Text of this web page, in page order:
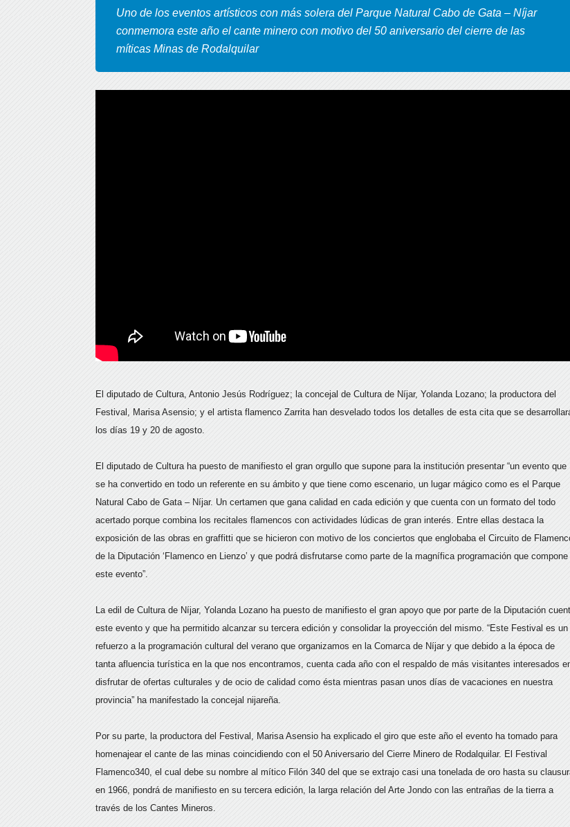
Uno de los eventos artísticos con más solera del Parque Natural Cabo de Gata – Níjar
conmemora este año el cante minero con motivo del 50 aniversario del cierre de las
míticas Minas de Rodalquilar
El diputado de Cultura, Antonio Jesús Rodríguez; la concejal de Cultura de Níjar, Yolanda Lozano; la productora del
Festival, Marisa Asensio; y el artista flamenco Zarrita han desvelado todos los detalles de esta cita que se
los días 19 y 20 de agosto.
El diputado de Cultura ha puesto de manifiesto el gran orgullo que supone para la institución presentar “un evento que
se ha convertido en todo un referente en su ámbito y que tiene como escenario, un lugar mágico como es el Parque
Natural Cabo de Gata – Níjar. Un certamen que gana calidad en cada edición y que cuenta con un formato del todo
acertado porque combina los recitales flamencos con actividades lúdicas de gran interés. Entre ellas destaca la
exposición de las obras en graffitti que se hicieron con motivo de los conciertos que englobaba el Circuito de
de la Diputación ‘Flamenco en Lienzo’ y que podrá disfrutarse como parte de la magnífica programación que compone
este evento”.
La edil de Cultura de Níjar, Yolanda Lozano ha puesto de manifiesto el gran apoyo que por parte de la Diputación
este evento y que ha permitido alcanzar su tercera edición y consolidar la proyección del mismo. “Este Festival es un
refuerzo a la programación cultural del verano que organizamos en la Comarca de Níjar y que debido a la época de
tanta afluencia turística en la que nos encontramos, cuenta cada año con el respaldo de más visitantes interesados
disfrutar de ofertas culturales y de ocio de calidad como ésta mientras pasan unos días de vacaciones en nuestra
provincia” ha manifestado la concejal nijareña.
Por su parte, la productora del Festival, Marisa Asensio ha explicado el giro que este año el evento ha tomado para
homenajear el cante de las minas coincidiendo con el 50 Aniversario del Cierre Minero de Rodalquilar. El Festival
Flamenco340, el cual debe su nombre al mítico Filón 340 del que se extrajo casi una tonelada de oro hasta su
en 1966, pondrá de manifiesto en su tercera edición, la larga relación del Arte Jondo con las entrañas de la tierra a
través de los Cantes Mineros.